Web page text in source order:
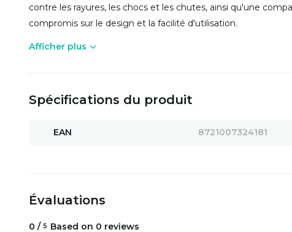
contre les rayures, les chocs et les chutes, ainsi qu'une
compromis sur le design et la facilité d'utilisation.
Afficher plus
Spécifications du produit
EAN 8721007324181
Évaluations
0 / 5 Based on 0 reviews